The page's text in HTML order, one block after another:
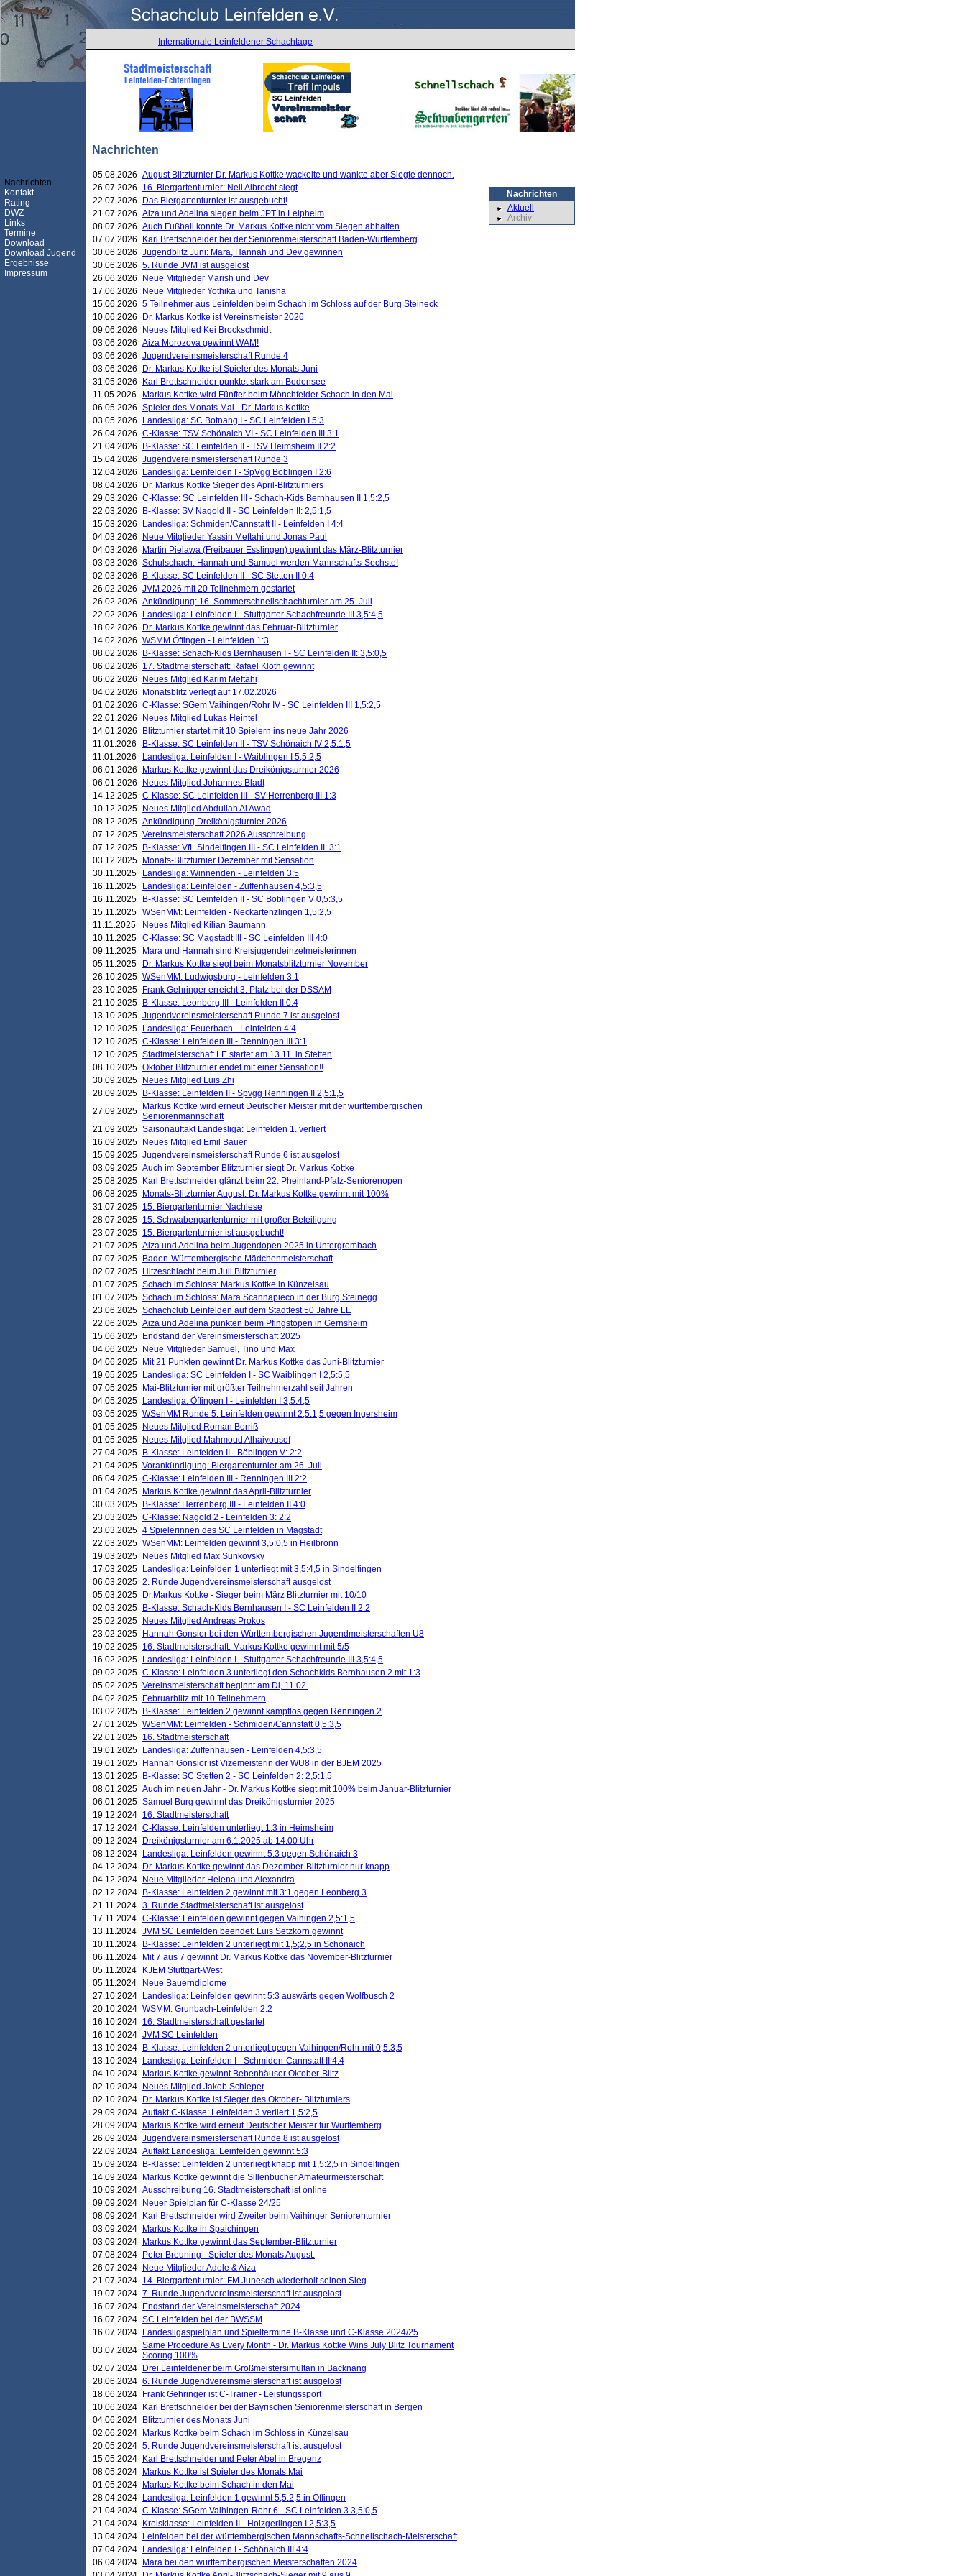
Internationale Leinfeldener Schachtage
Nachrichten
Nachrichten
Kontakt
Rating
DWZ
Links
Termine
Download
Download Jugend
Ergebnisse
Impressum
05.08.2026 August Blitzturnier Dr. Markus Kottke wackelte und wankte aber Siegte dennoch.
26.07.2026
16. Biergartenturnier: Neil Albrecht siegt
22.07.2026
Das Biergartenturnier ist ausgebucht!
21.07.2026 Aiza und Adelina siegen beim JPT in Leipheim
08.07.2026 Auch Fußball konnte Dr. Markus Kottke nicht vom Siegen abhalten
07.07.2026
Karl Brettschneider bei der Seniorenmeisterschaft Baden-Württemberg
30.06.2026 Jugendblitz Juni: Mara, Hannah und Dev gewinnen
30.06.2026 5. Runde JVM ist ausgelost
26.06.2026
Neue Mitglieder Marish und Dev
17.06.2026
Neue Mitglieder Yothika und Tanisha
15.06.2026 5 Teilnehmer aus Leinfelden beim Schach im Schloss auf der Burg Steineck
10.06.2026
Dr. Markus Kottke ist Vereinsmeister 2026
09.06.2026
Neues Mitglied Kei Brockschmidt
03.06.2026 Aiza Morozova gewinnt WAM!
03.06.2026 Jugendvereinsmeisterschaft Runde 4
03.06.2026
Dr. Markus Kottke ist Spieler des Monats Juni
31.05.2026
Karl Brettschneider punktet stark am Bodensee
11.05.2026
Markus Kottke wird Fünfter beim Mönchfelder Schach in den Mai
06.05.2026 Spieler des Monats Mai - Dr. Markus Kottke
03.05.2026
Landesliga: SC Botnang I - SC Leinfelden I 5:3
26.04.2026 C-Klasse: TSV Schönaich VI - SC Leinfelden III 3:1
21.04.2026
B-Klasse: SC Leinfelden II - TSV Heimsheim II 2:2
15.04.2026 Jugendvereinsmeisterschaft Runde 3
12.04.2026
Landesliga: Leinfelden I - SpVgg Böblingen I 2:6
08.04.2026
Dr. Markus Kottke Sieger des April-Blitzturniers
29.03.2026 C-Klasse: SC Leinfelden III - Schach-Kids Bernhausen II 1,5:2,5
22.03.2026
B-Klasse: SV Nagold II - SC Leinfelden II: 2,5:1,5
15.03.2026
Landesliga: Schmiden/Cannstatt II - Leinfelden I 4:4
04.03.2026
Neue Mitglieder Yassin Meftahi und Jonas Paul
04.03.2026
Martin Pielawa (Freibauer Esslingen) gewinnt das März-Blitzturnier
03.03.2026 Schulschach: Hannah und Samuel werden Mannschafts-Sechste!
02.03.2026
B-Klasse: SC Leinfelden II - SC Stetten II 0:4
26.02.2026 JVM 2026 mit 20 Teilnehmern gestartet
26.02.2026 Ankündigung: 16. Sommerschnellschachturnier am 25. Juli
22.02.2026
Landesliga: Leinfelden I - Stuttgarter Schachfreunde III 3,5:4,5
18.02.2026
Dr. Markus Kottke gewinnt das Februar-Blitzturnier
14.02.2026 WSMM Öffingen - Leinfelden 1:3
08.02.2026
B-Klasse: Schach-Kids Bernhausen I - SC Leinfelden II: 3,5:0,5
06.02.2026
17. Stadtmeisterschaft: Rafael Kloth gewinnt
06.02.2026
Neues Mitglied Karim Meftahi
04.02.2026
Monatsblitz verlegt auf 17.02.2026
01.02.2026 C-Klasse: SGem Vaihingen/Rohr IV - SC Leinfelden III 1,5:2,5
22.01.2026
Neues Mitglied Lukas Heintel
14.01.2026
Blitzturnier startet mit 10 Spielern ins neue Jahr 2026
11.01.2026
B-Klasse: SC Leinfelden II - TSV Schönaich IV 2,5:1,5
11.01.2026
Landesliga: Leinfelden I - Waiblingen I 5,5:2,5
06.01.2026
Markus Kottke gewinnt das Dreikönigsturnier 2026
06.01.2026
Neues Mitglied Johannes Bladt
14.12.2025 C-Klasse: SC Leinfelden III - SV Herrenberg III 1:3
10.12.2025
Neues Mitglied Abdullah Al Awad
08.12.2025 Ankündigung Dreikönigsturnier 2026
07.12.2025 Vereinsmeisterschaft 2026 Ausschreibung
07.12.2025
B-Klasse: VfL Sindelfingen III - SC Leinfelden II: 3:1
03.12.2025
Monats-Blitzturnier Dezember mit Sensation
30.11.2025
Landesliga: Winnenden - Leinfelden 3:5
16.11.2025
Landesliga: Leinfelden - Zuffenhausen 4,5:3,5
16.11.2025
B-Klasse: SC Leinfelden II - SC Böblingen V 0,5:3,5
15.11.2025 WSenMM: Leinfelden - Neckartenzlingen 1,5:2,5
11.11.2025
Neues Mitglied Kilian Baumann
10.11.2025 C-Klasse: SC Magstadt III - SC Leinfelden III 4:0
09.11.2025
Mara und Hannah sind Kreisjugendeinzelmeisterinnen
05.11.2025
Dr. Markus Kottke siegt beim Monatsblitzturnier November
26.10.2025 WSenMM: Ludwigsburg - Leinfelden 3:1
23.10.2025
Frank Gehringer erreicht 3. Platz bei der DSSAM
21.10.2025
B-Klasse: Leonberg III - Leinfelden II 0:4
13.10.2025 Jugendvereinsmeisterschaft Runde 7 ist ausgelost
12.10.2025
Landesliga: Feuerbach - Leinfelden 4:4
12.10.2025 C-Klasse: Leinfelden III - Renningen III 3:1
12.10.2025 Stadtmeisterschaft LE startet am 13.11. in Stetten
08.10.2025 Oktober Blitzturnier endet mit einer Sensation!!
30.09.2025
Neues Mitglied Luis Zhi
28.09.2025
B-Klasse: Leinfelden II - Spvgg Renningen II 2,5:1,5
27.09.2025
Markus Kottke wird erneut Deutscher Meister mit der württembergischen
Seniorenmannschaft
21.09.2025 Saisonauftakt Landesliga: Leinfelden 1. verliert
16.09.2025
Neues Mitglied Emil Bauer
15.09.2025 Jugendvereinsmeisterschaft Runde 6 ist ausgelost
03.09.2025 Auch im September Blitzturnier siegt Dr. Markus Kottke
25.08.2025
Karl Brettschneider glänzt beim 22. Pheinland-Pfalz-Seniorenopen
06.08.2025
Monats-Blitzturnier August: Dr. Markus Kottke gewinnt mit 100%
31.07.2025 15. Biergartenturnier Nachlese
28.07.2025 15. Schwabengartenturnier mit großer Beteiligung
23.07.2025 15. Biergartenturnier ist ausgebucht!
21.07.2025 Aiza und Adelina beim Jugendopen 2025 in Untergrombach
07.07.2025
Baden-Württembergische Mädchenmeisterschaft
02.07.2025
Hitzeschlacht beim Juli Blitzturnier
01.07.2025 Schach im Schloss: Markus Kottke in Künzelsau
01.07.2025 Schach im Schloss: Mara Scannapieco in der Burg Steinegg
23.06.2025 Schachclub Leinfelden auf dem Stadtfest 50 Jahre LE
22.06.2025 Aiza und Adelina punkten beim Pfingstopen in Gernsheim
15.06.2025
Endstand der Vereinsmeisterschaft 2025
04.06.2025
Neue Mitglieder Samuel, Tino und Max
04.06.2025
Mit 21 Punkten gewinnt Dr. Markus Kottke das Juni-Blitzturnier
19.05.2025
Landesliga: SC Leinfelden I - SC Waiblingen I 2,5:5,5
07.05.2025
Mai-Blitzturnier mit größter Teilnehmerzahl seit Jahren
04.05.2025
Landesliga: Öffingen I - Leinfelden I 3,5:4,5
03.05.2025 WSenMM Runde 5: Leinfelden gewinnt 2,5:1,5 gegen Ingersheim
01.05.2025
Neues Mitglied Roman Borriß
01.05.2025
Neues Mitglied Mahmoud Alhajyousef
27.04.2025
B-Klasse: Leinfelden II - Böblingen V: 2:2
21.04.2025 Vorankündigung: Biergartenturnier am 26. Juli
06.04.2025 C-Klasse: Leinfelden III - Renningen III 2:2
01.04.2025
Markus Kottke gewinnt das April-Blitzturnier
30.03.2025
B-Klasse: Herrenberg III - Leinfelden II 4:0
23.03.2025 C-Klasse: Nagold 2 - Leinfelden 3: 2:2
23.03.2025 4 Spielerinnen des SC Leinfelden in Magstadt
22.03.2025 WSenMM: Leinfelden gewinnt 3,5:0,5 in Heilbronn
19.03.2025
Neues Mitglied Max Sunkovsky
17.03.2025
Landesliga: Leinfelden 1 unterliegt mit 3,5:4,5 in Sindelfingen
06.03.2025 2. Runde Jugendvereinsmeisterschaft ausgelost
05.03.2025
Dr.Markus Kottke - Sieger beim März Blitzturnier mit 10/10
02.03.2025
B-Klasse: Schach-Kids Bernhausen I - SC Leinfelden II 2:2
25.02.2025
Neues Mitglied Andreas Prokos
23.02.2025
Hannah Gonsior bei den Württembergischen Jugendmeisterschaften U8
19.02.2025 16. Stadtmeisterschaft: Markus Kottke gewinnt mit 5/5
16.02.2025
Landesliga: Leinfelden I - Stuttgarter Schachfreunde III 3,5:4,5
09.02.2025 C-Klasse: Leinfelden 3 unterliegt den Schachkids Bernhausen 2 mit 1:3
05.02.2025 Vereinsmeisterschaft beginnt am Di, 11.02.
04.02.2025
Februarblitz mit 10 Teilnehmern
03.02.2025
B-Klasse: Leinfelden 2 gewinnt kampflos gegen Renningen 2
27.01.2025 WSenMM: Leinfelden - Schmiden/Cannstatt 0,5:3,5
22.01.2025 16. Stadtmeisterschaft
19.01.2025
Landesliga: Zuffenhausen - Leinfelden 4,5:3,5
19.01.2025
Hannah Gonsior ist Vizemeisterin der WU8 in der BJEM 2025
13.01.2025
B-Klasse: SC Stetten 2 - SC Leinfelden 2: 2,5:1,5
08.01.2025 Auch im neuen Jahr - Dr. Markus Kottke siegt mit 100% beim Januar-Blitzturnier
06.01.2025 Samuel Burg gewinnt das Dreikönigsturnier 2025
19.12.2024 16. Stadtmeisterschaft
17.12.2024 C-Klasse: Leinfelden unterliegt 1:3 in Heimsheim
09.12.2024
Dreikönigsturnier am 6.1.2025 ab 14:00 Uhr
08.12.2024
Landesliga: Leinfelden gewinnt 5:3 gegen Schönaich 3
04.12.2024
Dr. Markus Kottke gewinnt das Dezember-Blitzturnier nur knapp
04.12.2024
Neue Mitglieder Helena und Alexandra
02.12.2024
B-Klasse: Leinfelden 2 gewinnt mit 3:1 gegen Leonberg 3
21.11.2024 3. Runde Stadtmeisterschaft ist ausgelost
17.11.2024 C-Klasse: Leinfelden gewinnt gegen Vaihingen 2,5:1,5
13.11.2024 JVM SC Leinfelden beendet: Luis Setzkorn gewinnt
10.11.2024
B-Klasse: Leinfelden 2 unterliegt mit 1,5;2,5 in Schönaich
06.11.2024
Mit 7 aus 7 gewinnt Dr. Markus Kottke das November-Blitzturnier
05.11.2024
KJEM Stuttgart-West
05.11.2024
Neue Bauerndiplome
27.10.2024
Landesliga: Leinfelden gewinnt 5:3 auswärts gegen Wolfbusch 2
20.10.2024 WSMM: Grunbach-Leinfelden 2:2
16.10.2024 16. Stadtmeisterschaft gestartet
16.10.2024 JVM SC Leinfelden
13.10.2024
B-Klasse: Leinfelden 2 unterliegt gegen Vaihingen/Rohr mit 0,5:3,5
13.10.2024
Landesliga: Leinfelden I - Schmiden-Cannstatt II 4:4
04.10.2024
Markus Kottke gewinnt Bebenhäuser Oktober-Blitz
02.10.2024
Neues Mitglied Jakob Schleper
02.10.2024
Dr. Markus Kottke ist Sieger des Oktober- Blitzturniers
29.09.2024 Auftakt C-Klasse: Leinfelden 3 verliert 1,5:2,5
28.09.2024
Markus Kottke wird erneut Deutscher Meister für Württemberg
26.09.2024 Jugendvereinsmeisterschaft Runde 8 ist ausgelost
22.09.2024 Auftakt Landesliga: Leinfelden gewinnt 5:3
15.09.2024
B-Klasse: Leinfelden 2 unterliegt knapp mit 1,5:2,5 in Sindelfingen
14.09.2024
Markus Kottke gewinnt die Sillenbucher Amateurmeisterschaft
10.09.2024 Ausschreibung 16. Stadtmeisterschaft ist online
09.09.2024
Neuer Spielplan für C-Klasse 24/25
08.09.2024
Karl Brettschneider wird Zweiter beim Vaihinger Seniorenturnier
03.09.2024
Markus Kottke in Spaichingen
03.09.2024
Markus Kottke gewinnt das September-Blitzturnier
07.08.2024
Peter Breuning - Spieler des Monats August.
26.07.2024
Neue Mitglieder Adele & Aiza
21.07.2024 14. Biergartenturnier: FM Junesch wiederholt seinen Sieg
19.07.2024 7. Runde Jugendvereinsmeisterschaft ist ausgelost
16.07.2024
Endstand der Vereinsmeisterschaft 2024
16.07.2024 SC Leinfelden bei der BWSSM
16.07.2024
Landesligaspielplan und Spieltermine B-Klasse und C-Klasse 2024/25
03.07.2024 Same Procedure As Every Month - Dr. Markus Kottke Wins July Blitz Tournament
Scoring 100%
02.07.2024
Drei Leinfeldener beim Großmeistersimultan in Backnang
28.06.2024 6. Runde Jugendvereinsmeisterschaft ist ausgelost
18.06.2024
Frank Gehringer ist C-Trainer - Leistungssport
10.06.2024
Karl Brettschneider bei der Bayrischen Seniorenmeisterschaft in Bergen
04.06.2024
Blitzturnier des Monats Juni
02.06.2024
Markus Kottke beim Schach im Schloss in Künzelsau
20.05.2024 5. Runde Jugendvereinsmeisterschaft ist ausgelost
15.05.2024
Karl Brettschneider und Peter Abel in Bregenz
08.05.2024
Markus Kottke ist Spieler des Monats Mai
01.05.2024
Markus Kottke beim Schach in den Mai
28.04.2024
Landesliga: Leinfelden 1 gewinnt 5,5:2,5 in Öffingen
21.04.2024 C-Klasse: SGem Vaihingen-Rohr 6 - SC Leinfelden 3 3,5:0,5
21.04.2024
Kreisklasse: Leinfelden II - Holzgerlingen I 2,5:3,5
13.04.2024
Leinfelden bei der württembergischen Mannschafts-Schnellschach-Meisterschaft
07.04.2024
Landesliga: Leinfelden I - Schönaich III 4:4
06.04.2024
Mara bei den württembergischen Meisterschaften 2024
Nachrichten
Aktuell
Archiv